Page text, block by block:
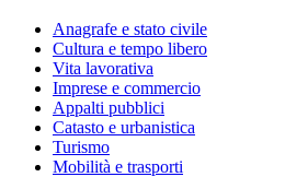
Anagrafe e stato civile
Cultura e tempo libero
Vita lavorativa
Imprese e commercio
Appalti pubblici
Catasto e urbanistica
Turismo
Mobilità e trasporti